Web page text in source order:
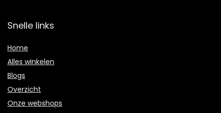
Snelle links
Home
Alles winkelen
Blogs
Overzicht
Onze webshops